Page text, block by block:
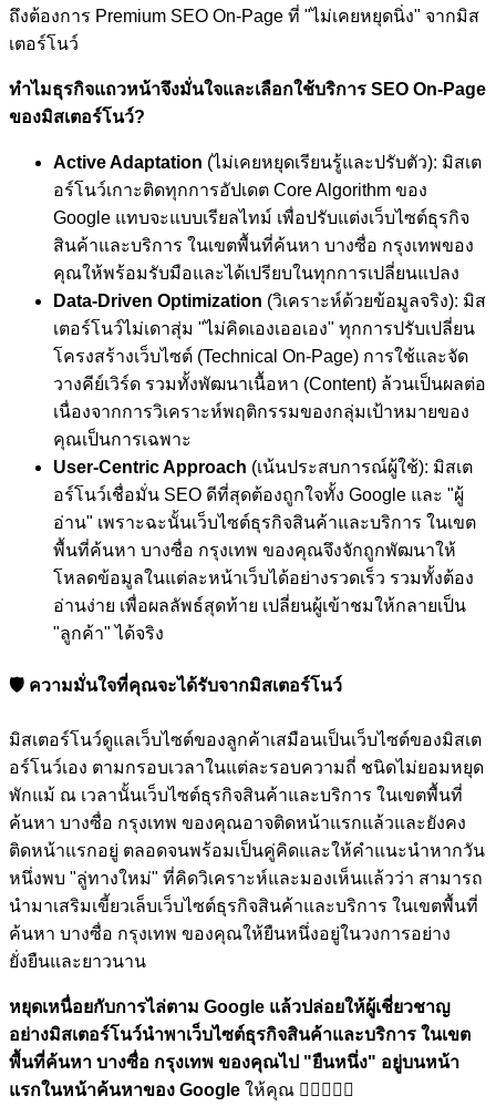
ถึงต้องการ Premium SEO On-Page ที่ "ไม่เคยหยุดนิ่ง" จากมิส
เตอร์โนว์
ทำไมธุรกิจแถวหน้าจึงมั่นใจและเลือกใช้บริการ SEO On-Page
ของมิสเตอร์โนว์?
Active Adaptation (ไม่เคยหยุดเรียนรู้และปรับตัว): มิสเต
อร์โนว์เกาะติดทุกการอัปเดต Core Algorithm ของ
Google แทบจะแบบเรียลไทม์ เพื่อปรับแต่งเว็บไซต์ธุรกิจ
สินค้าและบริการ ในเขตพื้นที่ค้นหา บางซื่อ กรุงเทพของ
คุณให้พร้อมรับมือและได้เปรียบในทุกการเปลี่ยนแปลง
Data-Driven Optimization (วิเคราะห์ด้วยข้อมูลจริง): มิส
เตอร์โนว์ไม่เดาสุ่ม "ไม่คิดเองเออเอง" ทุกการปรับเปลี่ยน
โครงสร้างเว็บไซต์ (Technical On-Page) การใช้และจัด
วางคีย์เวิร์ด รวมทั้งพัฒนาเนื้อหา (Content) ล้วนเป็นผลต่อ
เนื่องจากการวิเคราะห์พฤติกรรมของกลุ่มเป้าหมายของ
คุณเป็นการเฉพาะ
User-Centric Approach (เน้นประสบการณ์ผู้ใช้): มิสเต
อร์โนว์เชื่อมั่น SEO ดีที่สุดต้องถูกใจทั้ง Google และ "ผู้
อ่าน" เพราะฉะนั้นเว็บไซต์ธุรกิจสินค้าและบริการ ในเขต
พื้นที่ค้นหา บางซื่อ กรุงเทพ ของคุณจึงจักถูกพัฒนาให้
โหลดข้อมูลในแต่ละหน้าเว็บได้อย่างรวดเร็ว รวมทั้งต้อง
อ่านง่าย เพื่อผลลัพธ์สุดท้าย เปลี่ยนผู้เข้าชมให้กลายเป็น
"ลูกค้า" ได้จริง
🛡️ ความมั่นใจที่คุณจะได้รับจากมิสเตอร์โนว์
มิสเตอร์โนว์ดูแลเว็บไซต์ของลูกค้าเสมือนเป็นเว็บไซต์ของมิสเต
อร์โนว์เอง ตามกรอบเวลาในแต่ละรอบความถี่ ชนิดไม่ยอมหยุด
พักแม้ ณ เวลานั้นเว็บไซต์ธุรกิจสินค้าและบริการ ในเขตพื้นที่
ค้นหา บางซื่อ กรุงเทพ ของคุณอาจติดหน้าแรกแล้วและยังคง
ติดหน้าแรกอยู่ ตลอดจนพร้อมเป็นคู่คิดและให้คำแนะนำหากวัน
หนึ่งพบ "ลู่ทางใหม่" ที่คิดวิเคราะห์และมองเห็นแล้วว่า สามารถ
นำมาเสริมเขี้ยวเล็บเว็บไซต์ธุรกิจสินค้าและบริการ ในเขตพื้นที่
ค้นหา บางซื่อ กรุงเทพ ของคุณให้ยืนหนึ่งอยู่ในวงการอย่าง
ยั่งยืนและยาวนาน
หยุดเหนื่อยกับการไล่ตาม Google แล้วปล่อยให้ผู้เชี่ยวชาญ
อย่างมิสเตอร์โนว์นำพาเว็บไซต์ธุรกิจสินค้าและบริการ ในเขต
พื้นที่ค้นหา บางซื่อ กรุงเทพ ของคุณไป "ยืนหนึ่ง" อยู่บนหน้า
แรกในหน้าค้นหาของ Google ให้คุณ 🏋🏼💪🏼🎉